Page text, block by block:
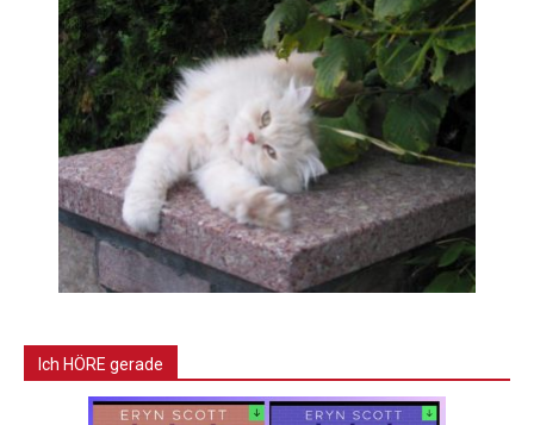
Ich HÖRE gerade